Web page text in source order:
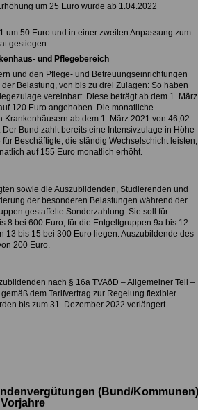
um 25 Euro wurde ab 1.04.2022
um 50 Euro und in einer zweiten Anpassung zum
gestiegen.
und Pflegebereich
und den Pflege- und Betreuungseinrichtungen
Belastung, von bis zu drei Zulagen: So haben
vereinbart. Diese beträgt ab dem 1. März
120 Euro angehoben. Die monatliche
Krankenhäusern ab dem 1. März 2021 von 46,02
Bund zahlt bereits eine Intensivzulage in Höhe
Beschäftigte, die ständig Wechselschicht leisten,
auf 155 Euro monatlich erhöht.
sowie die Auszubildenden, Studierenden und
der besonderen Belastungen während der
gestaffelte Sonderzahlung. Sie soll für
8 bei 600 Euro, für die Entgeltgruppen 9a bis 12
13 bis 15 bei 300 Euro liegen. Auszubildende des
200 Euro.
nach § 16a TVAöD – Allgemeiner Teil –
dem Tarifvertrag zur Regelung flexibler
bis zum 31. Dezember 2022 verlängert.
(Bund/Kommunen)